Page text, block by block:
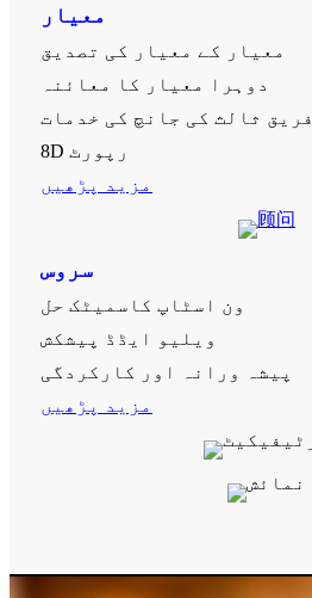
معیار
معیار کے معیار کی تصدیق
دوہرا معیار کا معائنہ
فریق ثالث کی جانچ کی خدمات
8D رپورٹ
مزید پڑھیں
سروس
ون اسٹاپ کاسمیٹک حل
ویلیو ایڈڈ پیشکش
پیشہ ورانہ اور کارکردگی
مزید پڑھیں